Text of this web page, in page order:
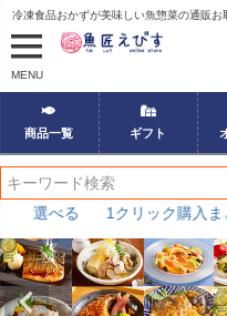
冷凍食品おかずが美味しい魚惣菜の通販
MENU
商品一覧 ギフト
1クリック購入まとめ買い